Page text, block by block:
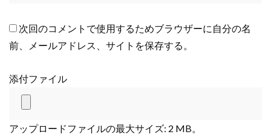
次回のコメントで使用するためブラウザーに自分の名
前、メールアドレス、サイトを保存する。
添付ファイル
アップロードファイルの最大サイズ: 2 MB。